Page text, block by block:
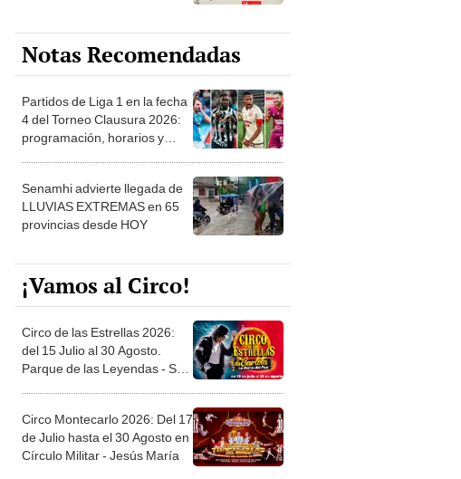
Notas Recomendadas
Partidos de Liga 1 en la fecha
4 del Torneo Clausura 2026:
programación, horarios y
Senamhi advierte llegada de
LLUVIAS EXTREMAS en 65
provincias desde HOY
¡Vamos al Circo!
Circo de las Estrellas 2026:
del 15 Julio al 30 Agosto.
Parque de las Leyendas - San
Circo Montecarlo 2026: Del 17
de Julio hasta el 30 Agosto en
Círculo Militar - Jesús María